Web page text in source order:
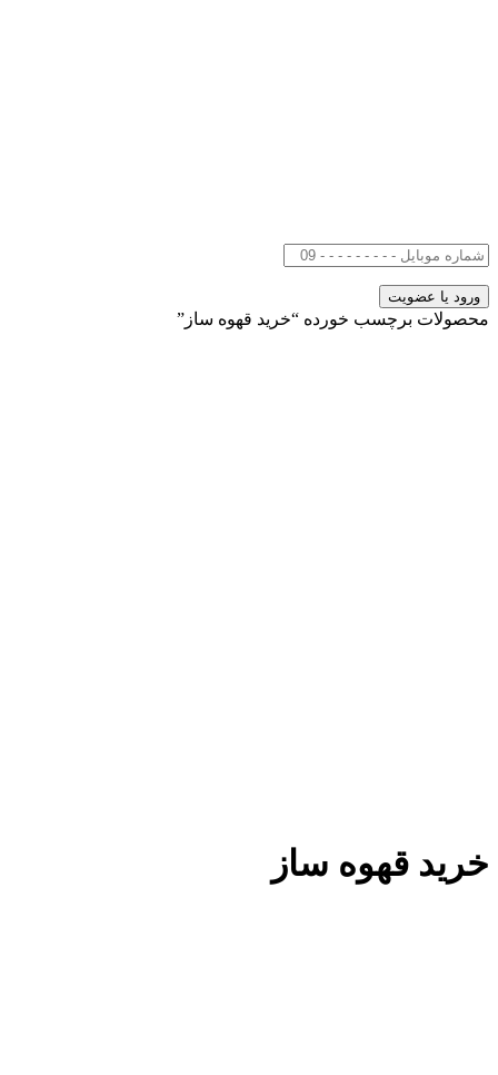
محصولات برچسب خورده “خرید قهوه ساز”
خرید قهوه ساز